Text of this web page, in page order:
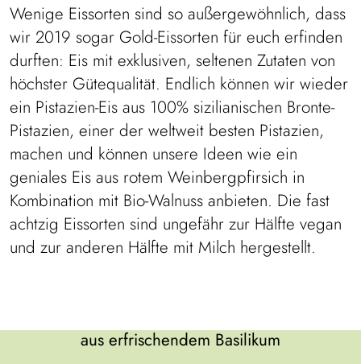
Wenige Eissorten sind so außergewöhnlich, dass
wir 2019 sogar Gold-Eissorten für euch erfinden
durften: Eis mit exklusiven, seltenen Zutaten von
höchster Gütequalität. Endlich können wir wieder
ein Pistazien-Eis aus 100% sizilianischen Bronte-
Pistazien, einer der weltweit besten Pistazien,
machen und können unsere Ideen wie ein
geniales Eis aus rotem Weinbergpfirsich in
Kombination mit Bio-Walnuss anbieten. Die fast
achtzig Eissorten sind ungefähr zur Hälfte vegan
und zur anderen Hälfte mit Milch hergestellt.
aus erfrischendem Basilikum